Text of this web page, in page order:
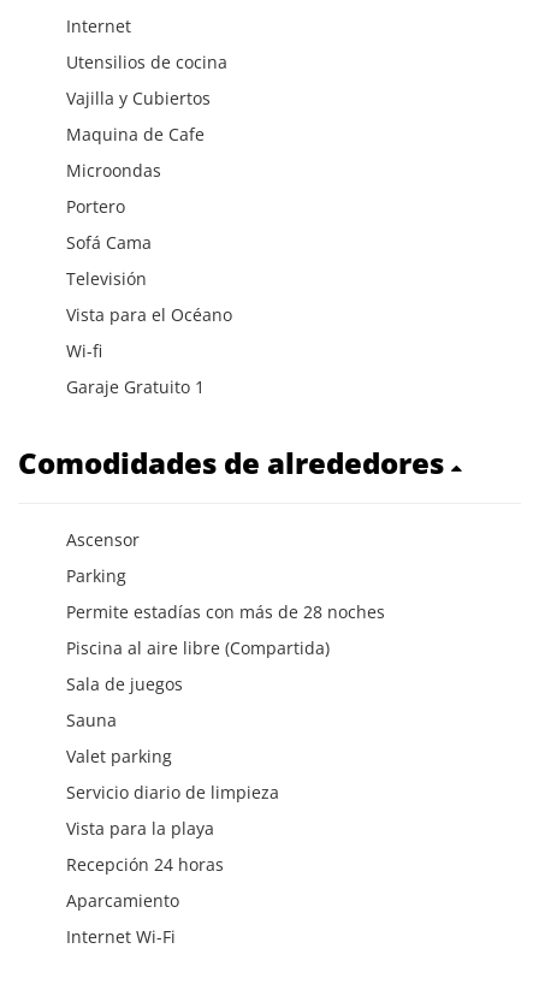
Internet
Utensilios de cocina
Vajilla y Cubiertos
Maquina de Cafe
Microondas
Portero
Sofá Cama
Televisión
Vista para el Océano
Wi-fi
Garaje Gratuito 1
Comodidades de alrededores
Ascensor
Parking
Permite estadías con más de 28 noches
Piscina al aire libre (Compartida)
Sala de juegos
Sauna
Valet parking
Servicio diario de limpieza
Vista para la playa
Recepción 24 horas
Aparcamiento
Internet Wi-Fi